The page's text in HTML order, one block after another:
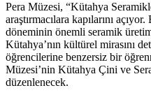
Pera Müzesi, “Kütahya
araştırmacılara kapılarını
döneminin önemli seramik
Kütahya’nın kültürel mirasını
öğrencilerine benzersiz bir
Müzesi’nin Kütahya Çini ve
düzenlenecek.